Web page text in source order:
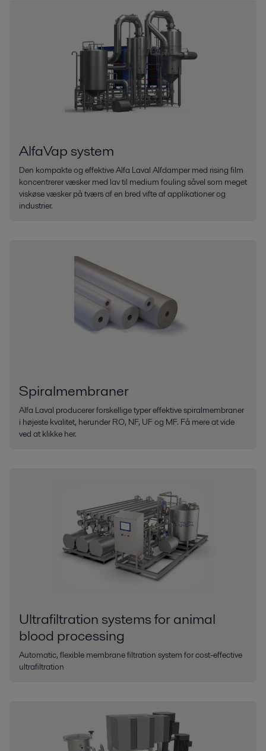
AlfaVap system
Den kompakte og effektive Alfa Laval Alfdamper med rising film
koncentrerer væsker med lav til medium fouling såvel som meget
viskøse væsker på tværs af en bred vifte af applikationer og
industrier.
Spiralmembraner
Alfa Laval producerer forskellige typer effektive spiralmembraner
i højeste kvalitet, herunder RO, NF, UF og MF. Få mere at vide
ved at klikke her.
Ultrafiltration systems for animal
blood processing
Automatic, flexible membrane filtration system for cost-effective
ultrafiltration